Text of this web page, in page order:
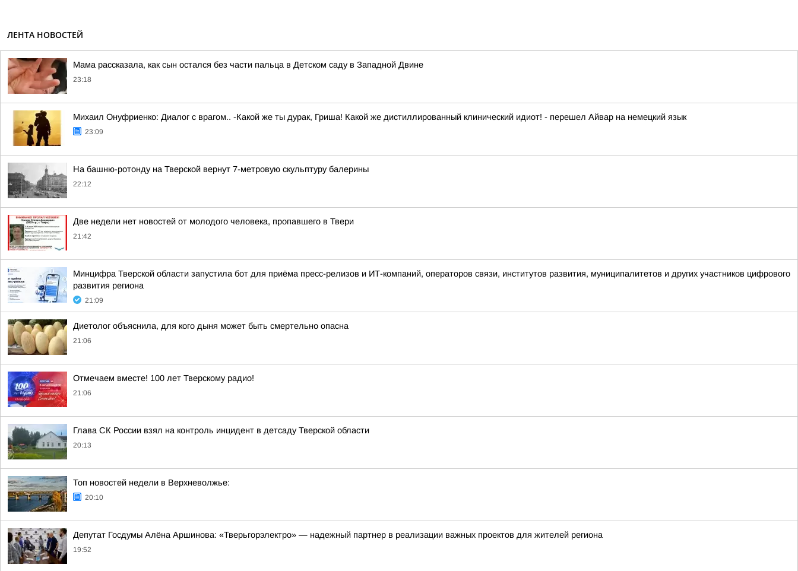
ЛЕНТА НОВОСТЕЙ
Мама рассказала, как сын остался без части пальца в Детском саду в Западной Двине
23:18
Михаил Онуфриенко: Диалог с врагом.. -Какой же ты дурак, Гриша! Какой же дистиллированный клинический идиот! - перешел Айвар на немецкий язык
23:09
На башню-ротонду на Тверской вернут 7-метровую скульптуру балерины
22:12
Две недели нет новостей от молодого человека, пропавшего в Твери
21:42
Минцифра Тверской области запустила бот для приёма пресс-релизов и ИТ-компаний, операторов связи, институтов развития, муниципалитетов и других участников цифрового
развития региона
21:09
Диетолог объяснила, для кого дыня может быть смертельно опасна
21:06
Отмечаем вместе! 100 лет Тверскому радио!
21:06
Глава СК России взял на контроль инцидент в детсаду Тверской области
20:13
Топ новостей недели в Верхневолжье:
20:10
Депутат Госдумы Алёна Аршинова: «Тверьгорэлектро» — надежный партнер в реализации важных проектов для жителей региона
19:52